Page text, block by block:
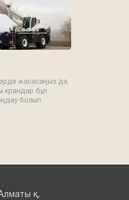
жасасаңыз да,
бұл
болып
қ.